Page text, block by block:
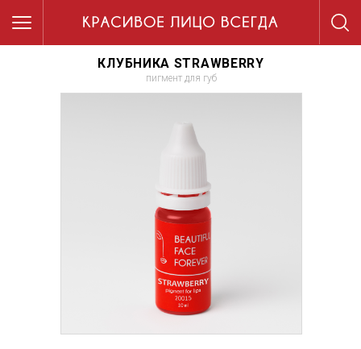
КЛУБНИКА STRAWBERRY
пигмент для губ